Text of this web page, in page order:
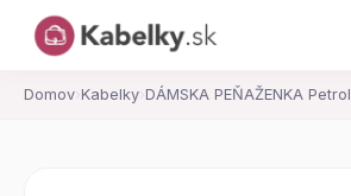
Domov› Kabelky› DÁMSKA PEŇAŽENKA Petrol